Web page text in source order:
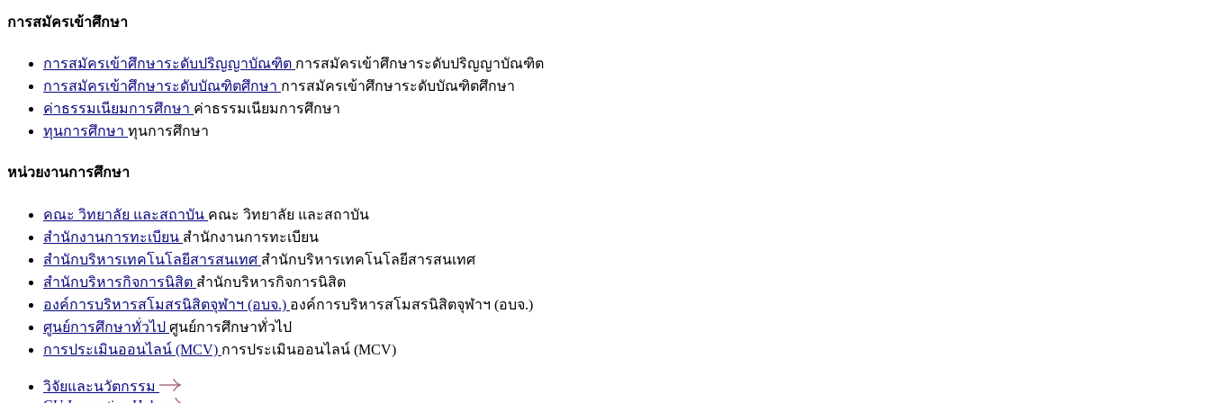
การสมัครเข้าศึกษา
การสมัครเข้าศึกษาระดับปริญญาบัณฑิต การสมัครเข้าศึกษาระดับปริญญาบัณฑิต
การสมัครเข้าศึกษาระดับบัณฑิตศึกษา การสมัครเข้าศึกษาระดับบัณฑิตศึกษา
ค่าธรรมเนียมการศึกษา ค่าธรรมเนียมการศึกษา
ทุนการศึกษา ทุนการศึกษา
หน่วยงานการศึกษา
คณะ วิทยาลัย และสถาบัน คณะ วิทยาลัย และสถาบัน
สำนักงานการทะเบียน สำนักงานการทะเบียน
สำนักบริหารเทคโนโลยีสารสนเทศ สำนักบริหารเทคโนโลยีสารสนเทศ
สำนักบริหารกิจการนิสิต สำนักบริหารกิจการนิสิต
องค์การบริหารสโมสรนิสิตจุฬาฯ (อบจ.) องค์การบริหารสโมสรนิสิตจุฬาฯ (อบจ.)
ศูนย์การศึกษาทั่วไป ศูนย์การศึกษาทั่วไป
การประเมินออนไลน์ (MCV) การประเมินออนไลน์ (MCV)
วิจัยและนวัตกรรม